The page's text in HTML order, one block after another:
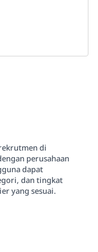
di
perusahaan
dapat
dan tingkat
yang sesuai.